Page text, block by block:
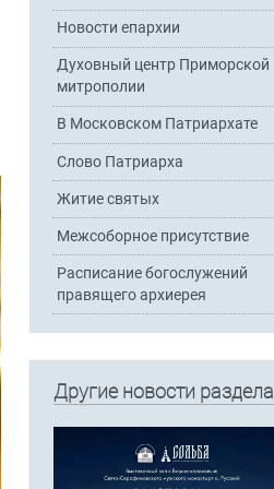
Новости епархии
Духовный центр Приморской
митрополии
В Московском Патриархате
Слово Патриарха
Житие святых
Межсоборное присутствие
Расписание богослужений
правящего архиерея
Другие новости раздела